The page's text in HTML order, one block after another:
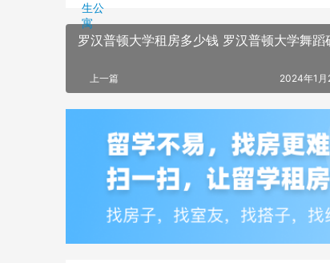
罗汉普顿大学租房多少钱 罗汉普顿大学舞蹈
上一篇 2024年1